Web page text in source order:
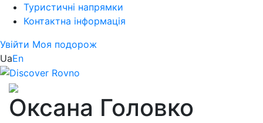
Туристичні напрямки
Контактна інформація
Увійти Моя подорож
UaEn
Оксана Головко